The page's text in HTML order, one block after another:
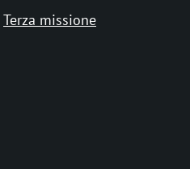
Terza missione